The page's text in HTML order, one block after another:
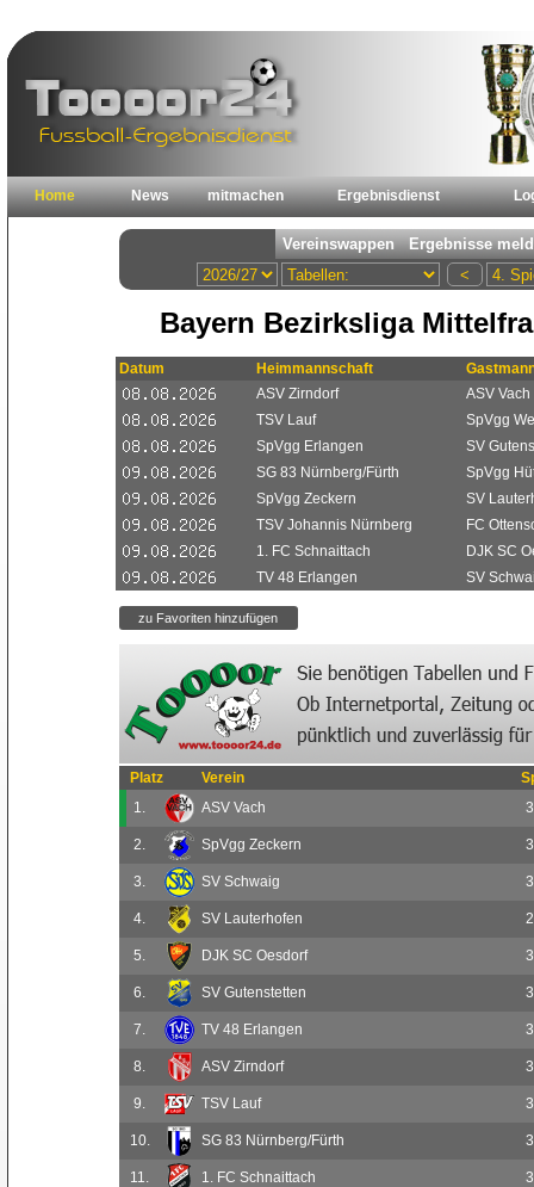
Home News mitmachen Ergebnisdienst
Bayern Bezirksliga
Datum Heimmannschaft
ASV Zirndorf
ASV Vach
TSV Lauf
SpVgg
SpVgg Erlangen
SV
SG 83 Nürnberg/Fürth
SpVgg
SpVgg Zeckern
SV
TSV Johannis Nürnberg
FC
1. FC Schnaittach
DJK SC
TV 48 Erlangen
SV
Platz Verein
1.
ASV Vach 3
2. SpVgg Zeckern 3
3. SV Schwaig 3
4. SV Lauterhofen 2
5. DJK SC Oesdorf 3
6. SV Gutenstetten 3
7. TV 48 Erlangen 3
8. ASV Zirndorf 3
9. TSV Lauf 3
10. SG 83 Nürnberg/Fürth 3
11. 1. FC Schnaittach 3